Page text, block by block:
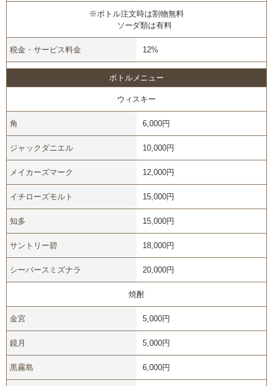
※ボトル注文時は割物無料
ソーダ類は有料
税金・サービス料金 12%
ボトルメニュー
ウィスキー
角 6,000円
ジャックダニエル 10,000円
メイカーズマーク 12,000円
イチローズモルト 15,000円
知多 15,000円
サントリー碧 18,000円
シーバースミズナラ 20,000円
焼酎
金宮 5,000円
鏡月 5,000円
黒霧島 6,000円